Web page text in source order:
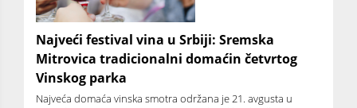
Najveći festival vina u Srbiji: Sremska
Mitrovica tradicionalni domaćin četvrtog
Vinskog parka
Najveća domaća vinska smotra održana je 21. avgusta u